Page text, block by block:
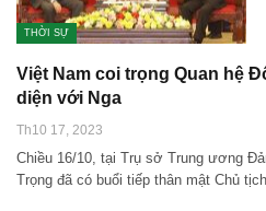
THỜI SỰ
Việt Nam coi trọng Quan hệ
diện với Nga
Th10 17, 2023
Chiều 16/10, tại Trụ sở Trung ương
Trọng đã có buổi tiếp thân mật Chủ